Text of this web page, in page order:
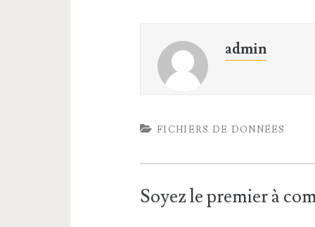
admin
FICHIERS DE DONNÉES
Soyez le premier à